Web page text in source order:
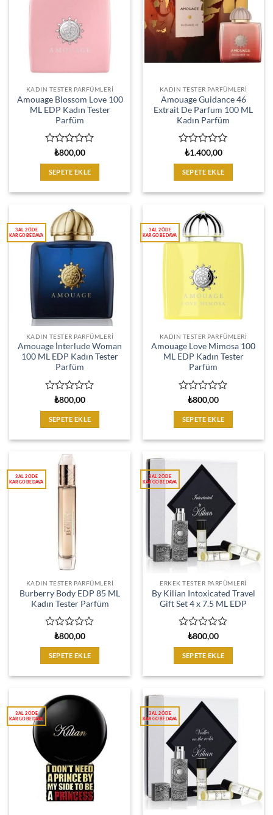
KADIN TESTER PARFÜMLERI
Amouage Blossom Love 100
ML EDP Kadın Tester
Parfüm
üzerinden
0
oy
aldı
₺800,00
SEPETE EKLE
KADIN TESTER PARFÜMLERI
Amouage Guidance 46
Extrait De Parfum 100 ML
Kadın Parfüm
üzerinden
0
oy
aldı
₺1.400,00
SEPETE EKLE
KADIN TESTER PARFÜMLERI
Amouage İnterlude Woman
100 ML EDP Kadın Tester
Parfüm
üzerinden
0
oy
aldı
₺800,00
SEPETE EKLE
KADIN TESTER PARFÜMLERI
Amouage Love Mimosa 100
ML EDP Kadın Tester
Parfüm
üzerinden
0
oy
aldı
₺800,00
SEPETE EKLE
KADIN TESTER PARFÜMLERI
Burberry Body EDP 85 ML
Kadın Tester Parfüm
üzerinden
0
oy
aldı
₺800,00
SEPETE EKLE
ERKEK TESTER PARFÜMLERI
By Kilian Intoxicated Travel
Gift Set 4 x 7.5 ML EDP
üzerinden
0
oy
aldı
₺800,00
SEPETE EKLE